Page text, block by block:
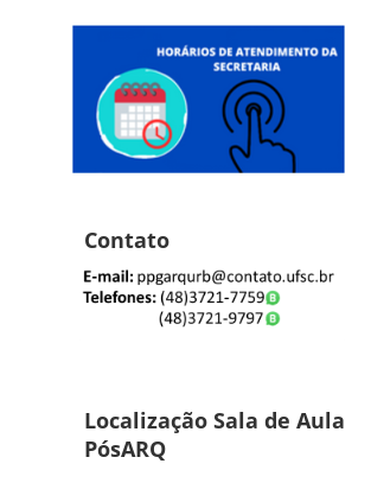
Contato
Localização Sala de Aula
PósARQ